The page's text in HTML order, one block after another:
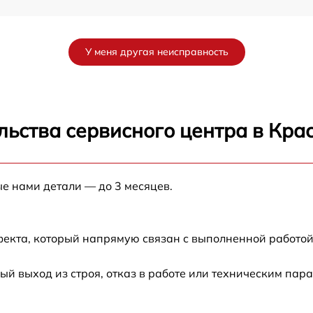
от 60 мин
от 60 мин
У меня другая неисправность
сервисного центра в
нами детали — до 3 месяцев.
который напрямую связан с выполненной
из строя, отказ в работе или техническим